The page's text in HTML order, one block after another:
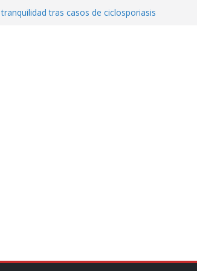
tras casos de ciclosporiasis
de vínculos con México: